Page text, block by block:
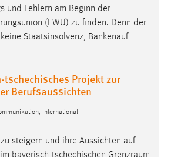
und Fehlern am Beginn der
(EWU) zu finden. Denn der
Staatsinsolvenz, Bankenauf
tschechisches Projekt zur
Berufsaussichten
International
steigern und ihre Aussichten auf